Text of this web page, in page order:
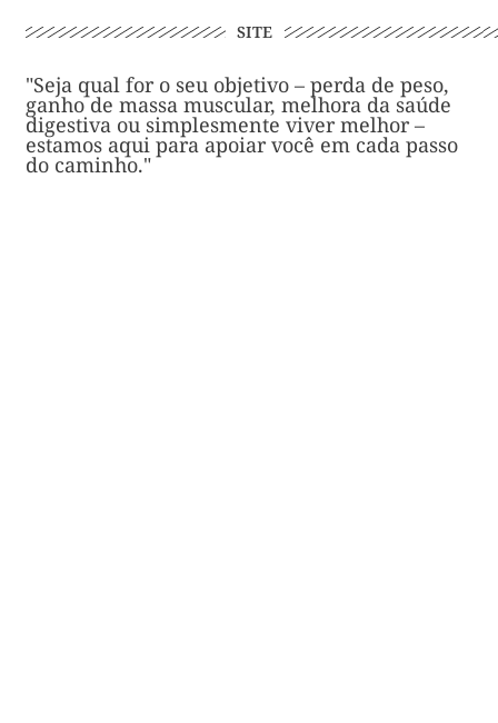
SITE
"Seja qual for o seu objetivo – perda de peso,
ganho de massa muscular, melhora da saúde
digestiva ou simplesmente viver melhor –
estamos aqui para apoiar você em cada passo
do caminho."